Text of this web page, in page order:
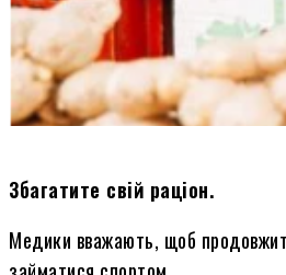
Збагатите свій раціон.
Медики вважають, щоб